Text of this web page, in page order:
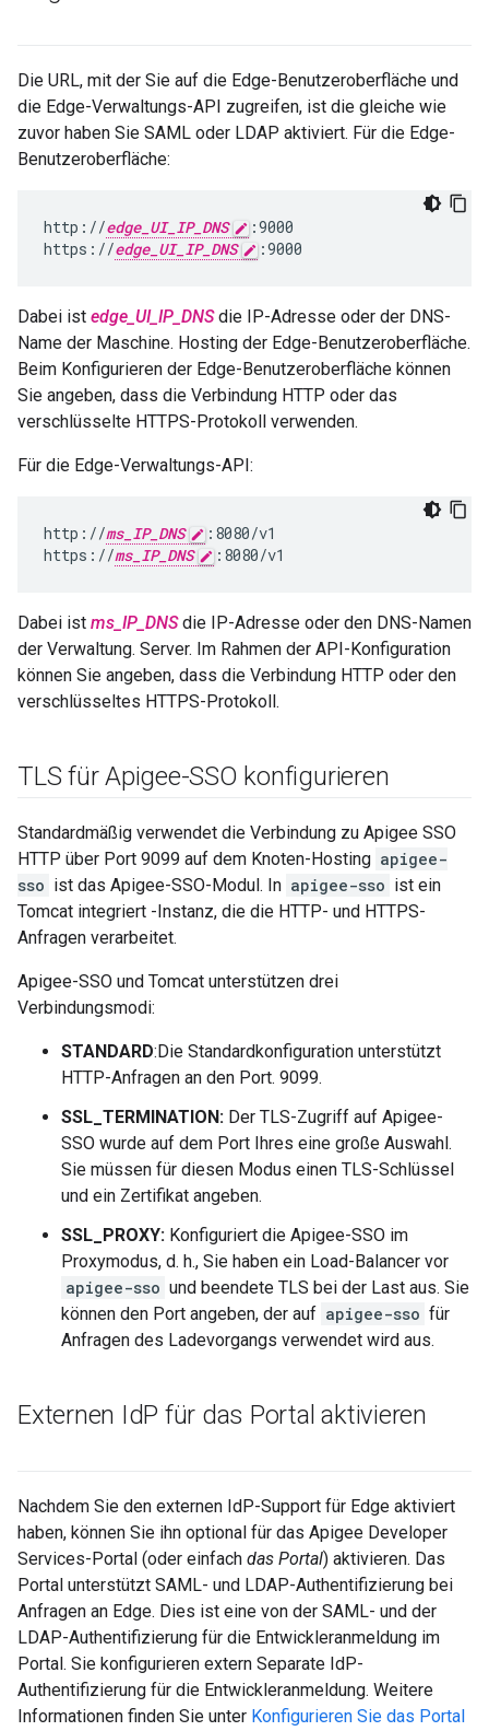
Die URL, mit der Sie auf die Edge-Benutzeroberfläche und
die Edge-Verwaltungs-API zugreifen, ist die gleiche wie
zuvor haben Sie SAML oder LDAP aktiviert. Für die Edge-
Benutzeroberfläche:
http://edge_UI_IP_DNS
:9000
https://edge_UI_IP_DNS :9000
Dabei ist edge_UI_IP_DNSdie IP-Adresse oder der DNS-
Name der Maschine. Hosting der Edge-Benutzeroberfläche.
Beim Konfigurieren der Edge-Benutzeroberfläche können
Sie angeben, dass die Verbindung HTTP oder das
verschlüsselte HTTPS-Protokoll verwenden.
Für die Edge-Verwaltungs-API:
http://ms_IP_DNS
:8080/v1
https://ms_IP_DNS :8080/v1
Dabei ist ms_IP_DNSdie IP-Adresse oder den DNS-Namen
der Verwaltung. Server. Im Rahmen der API-Konfiguration
können Sie angeben, dass die Verbindung HTTP oder den
verschlüsseltes HTTPS-Protokoll.
TLS für Apigee-SSO konfigurieren
Standardmäßig verwendet die Verbindung zu Apigee SSO
HTTP über Port 9099 auf dem Knoten-Hosting apigee-
sso ist das Apigee-SSO-Modul. In apigee-sso ist ein
Tomcat integriert -Instanz, die die HTTP- und HTTPS-
Anfragen verarbeitet.
Apigee-SSO und Tomcat unterstützen drei
Verbindungsmodi:
STANDARD:Die Standardkonfiguration unterstützt
HTTP-Anfragen an den Port. 9099.
SSL_TERMINATION: Der TLS-Zugriff auf Apigee-
SSO wurde auf dem Port Ihres eine große Auswahl.
Sie müssen für diesen Modus einen TLS-Schlüssel
und ein Zertifikat angeben.
SSL_PROXY: Konfiguriert die Apigee-SSO im
Proxymodus, d. h., Sie haben ein Load-Balancer vor
apigee-sso und beendete TLS bei der Last aus. Sie
können den Port angeben, der auf apigee-sso für
Anfragen des Ladevorgangs verwendet wird aus.
Externen IdP für das Portal aktivieren
Nachdem Sie den externen IdP-Support für Edge aktiviert
haben, können Sie ihn optional für das Apigee Developer
Services-Portal (oder einfach das Portal) aktivieren. Das
Portal unterstützt SAML- und LDAP-Authentifizierung bei
Anfragen an Edge. Dies ist eine von der SAML- und der
LDAP-Authentifizierung für die Entwickleranmeldung im
Portal. Sie konfigurieren extern Separate IdP-
Authentifizierung für die Entwickleranmeldung. Weitere
Informationen finden Sie unter Konfigurieren Sie das Portal